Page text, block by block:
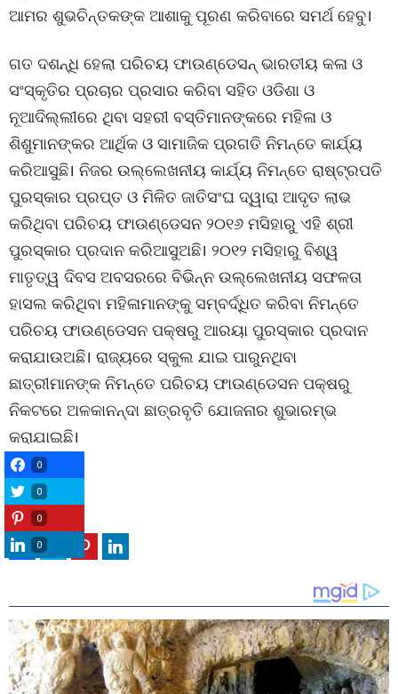
ଆମର ଶୁଭଚିନ୍ତକଙ୍କ ଆଶାକୁ ପୂରଣ କରିବାରେ ସମର୍ଥ ହେବୁ।
ଗତ ଦଶନ୍ଧି ହେଲା ପରିଚୟ ଫାଉଣ୍ଡେସନ୍ ଭାରତୀୟ କଳା ଓ
ସଂସ୍କୃତିର ପ୍ରଚାର ପ୍ରସାର କରିବା ସହିତ ଓଡିଶା ଓ
ନୂଆଦିଲ୍ଲୀରେ ଥିବା ସହରୀ ବସ୍ତିମାନଙ୍କରେ ମହିଳା ଓ
ଶିଶୁମାନଙ୍କର ଆର୍ଥିକ ଓ ସାମାଜିକ ପ୍ରଗତି ନିମନ୍ତେ କାର୍ଯ୍ୟ
କରିଆସୁଛି। ନିଜର ଉଲ୍ଲେଖନୀୟ କାର୍ଯ୍ୟ ନିମନ୍ତେ ରାଷ୍ଟ୍ରପତି
ପୁରସ୍କାର ପ୍ରପ୍ତ ଓ ମିଳିତ ଜାତିସଂଘ ଦ୍ୱାରା ଆଦୃତ ଲାଭ
କରିଥିବା ପରିଚୟ ଫାଉଣ୍ଡେସନ ୨୦୧୬ ମସିହାରୁ ଏହି ଶ୍ରୀ
ପୁରସ୍କାର ପ୍ରଦାନ କରିଆସୁଅଛି। ୨୦୧୨ ମସିହାରୁ ବିଶ୍ୱ
ମାତୃତ୍ୱ ଦିବସ ଅବସରରେ ବିଭିନ୍ନ ଉଲ୍ଲେଖନୀୟ ସଫଳତା
ହାସଲ କରିଥିବା ମହିଳାମାନଙ୍କୁ ସମ୍ବର୍ଦ୍ଧିତ କରିବା ନିମନ୍ତେ
ପରିଚୟ ଫାଉଣ୍ଡେସନ ପକ୍ଷରୁ ଆରୟା ପୁରସ୍କାର ପ୍ରଦାନ
କରାଯାଉଅଛି। ରାଜ୍ୟରେ ସ୍କୁଲ ଯାଇ ପାରୁନଥିବା
ଛାତ୍ରୀମାନଙ୍କ ନିମନ୍ତେ ପରିଚୟ ଫାଉଣ୍ଡେସନ ପକ୍ଷରୁ
ନିକଟରେ ଅଳକାନନ୍ଦା ଛାତ୍ରବୃତି ଯୋଜନାର ଶୁଭାରମ୍ଭ
କରାଯାଇଛି।
0
0
0
0